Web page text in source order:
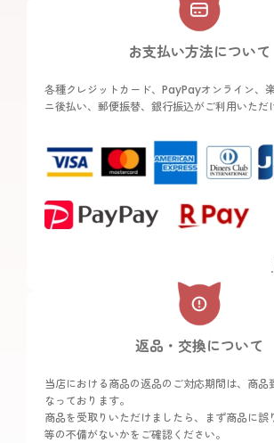
お支払い方法について
各種クレジットカード、PayPayオンライン、
ニ後払い、郵便振替、銀行振込がご利用いただ
返品・交換について
当店における商品の返品のご対応期間は、商品
なっております。
商品を受取りいただけましたら、まず商品に誤
等の不備がないかをご確認ください。